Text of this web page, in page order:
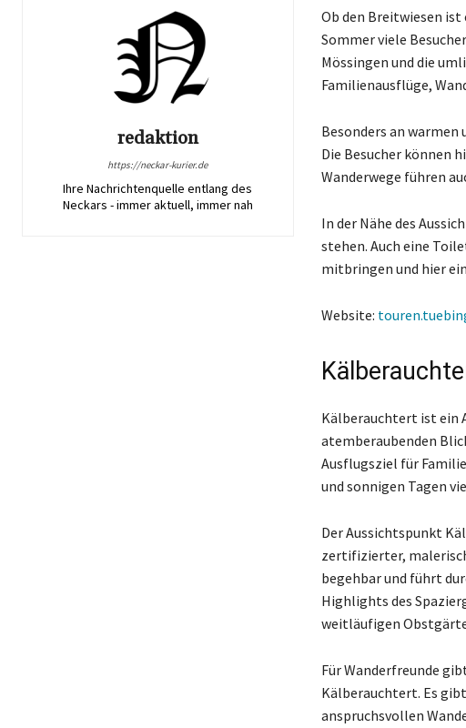
redaktion
https://neckar-kurier.de
Ihre Nachrichtenquelle entlang des
Neckars - immer aktuell, immer nah
Ob den Breitwiesen
Sommer viele
Mössingen und die
Familienausflüge,
Besonders an warmen
Die Besucher können
Wanderwege führen
In der Nähe des
stehen. Auch eine
mitbringen und hier
Website:
Kälberauchtert ist ein
atemberaubenden
Ausflugsziel für
und sonnigen Tagen
Der Aussichtspunkt
zertifizierter,
begehbar und führt
Highlights des
weitläufigen
Für Wanderfreunde
Kälberauchtert. Es
anspruchsvollen